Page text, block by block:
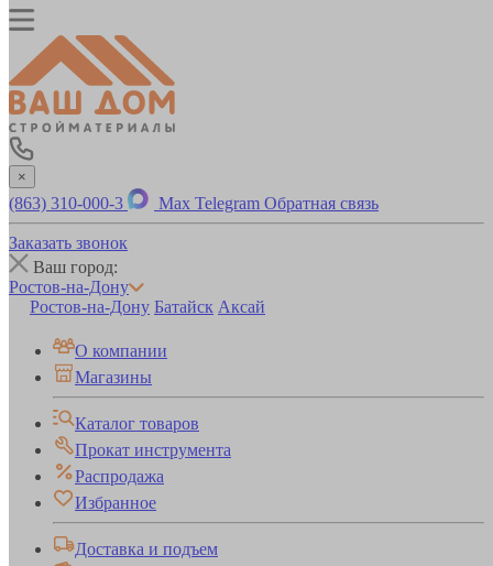
×
(863) 310-000-3 Max Telegram Обратная связь
Заказать звонок
Ваш город:
Ростов-на-Дону
Ростов-на-Дону Батайск Аксай
О компании
Магазины
Каталог товаров
Прокат инструмента
Распродажа
Избранное
Доставка и подъем